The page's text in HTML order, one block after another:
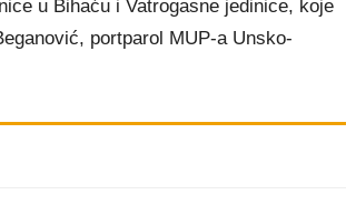
u Bihaću i Vatrogasne jedinice, koje
portparol MUP-a Unsko-